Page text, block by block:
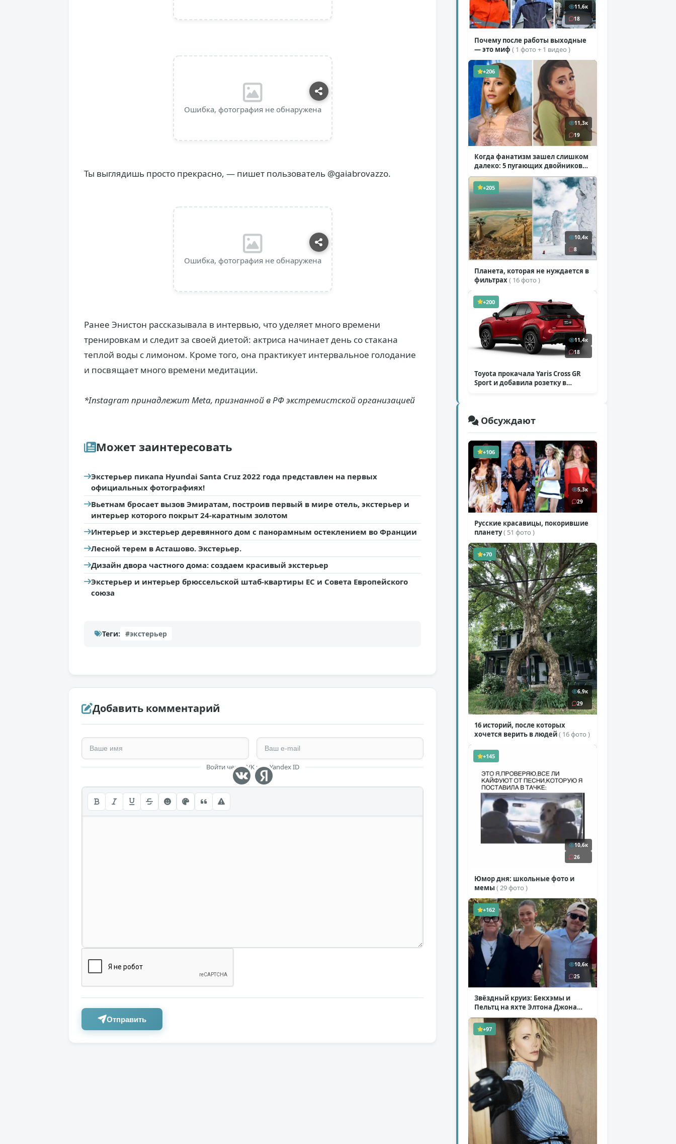
Ошибка, фотография не обнаружена
Ты выглядишь просто прекрасно, — пишет пользователь @gaiabrovazzo.
Ошибка, фотография не обнаружена
Ранее Энистон рассказывала в интервью, что уделяет много времени
тренировкам и следит за своей диетой: актриса начинает день со стакана
теплой воды с лимоном. Кроме того, она практикует интервальное голодание
и посвящает много времени медитации.
*Instagram принадлежит Meta, признанной в РФ экстремистской организацией
Может заинтересовать
Экстерьер пикапа Hyundai Santa Cruz 2022 года представлен на первых
официальных фотографиях!
Вьетнам бросает вызов Эмиратам, построив первый в мире отель, экстерьер и
интерьер которого покрыт 24-каратным золотом
Интерьер и экстерьер деревянного дом с панорамным остеклением во Франции
Лесной терем в Асташово. Экстерьер.
Дизайн двора частного дома: создаем красивый экстерьер
Экстерьер и интерьер брюссельской штаб-квартиры ЕС и Совета Европейского
союза
Теги: #экстерьер
Добавить комментарий
Войти через VK или Yandex ID
Отправить
11,6к
18
Почему после работы выходные
— это миф ( 1 фото + 1 видео )
+206
11,3к
19
Когда фанатизм зашел слишком
далеко: 5 пугающих двойников
звезд( 10 фото )
+205
10,4к
8
Планета, которая не нуждается в
фильтрах( 16 фото )
+200
11,4к
18
Toyota прокачала Yaris Cross GR
Sport и добавила розетку в
Обсуждают
+106
5,3к
29
Русские красавицы, покорившие
планету( 51 фото )
+70
6,9к
29
16 историй, после которых
хочется верить в людей( 16 фото )
+145
10,6к
26
Юмор дня: школьные фото и
мемы ( 29 фото )
+162
10,6к
25
Звёздный круиз: Бекхэмы и
Пельтц на яхте Элтона Джона
( 12 фото )
+97